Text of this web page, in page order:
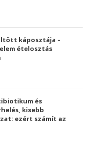
káposztája –
ételosztás
és
kisebb
ezért számít az